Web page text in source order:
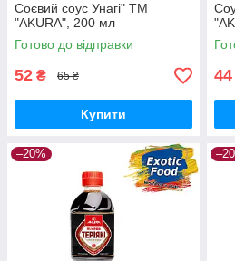
Соєвий соус Унагі" ТМ
"AKURA", 200 мл
Готово до відправки
52 ₴ 65 ₴
Купити
44
–20%